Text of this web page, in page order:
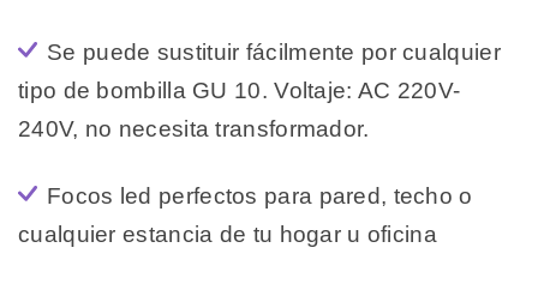
Se puede sustituir fácilmente por cualquier
tipo de bombilla GU 10. Voltaje: AC 220V-
240V, no necesita transformador.
Focos led perfectos para pared, techo o
cualquier estancia de tu hogar u oficina